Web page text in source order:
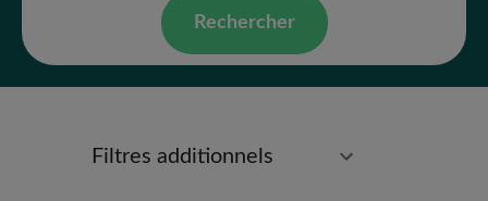
Rechercher
Filtres additionnels